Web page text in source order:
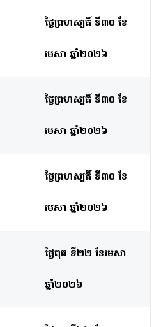
ថ្ងៃព្រហស្បតិ៍ ទី៣០ ខែ
មេសា ឆ្នាំ២០២៦
ថ្ងៃព្រហស្បតិ៍ ទី៣០ ខែ
មេសា ឆ្នាំ២០២៦
ថ្ងៃព្រហស្បតិ៍ ទី៣០ ខែ
មេសា ឆ្នាំ២០២៦
ថ្ងៃពុធ ទី២២ ខែមេសា
ឆ្នាំ២០២៦